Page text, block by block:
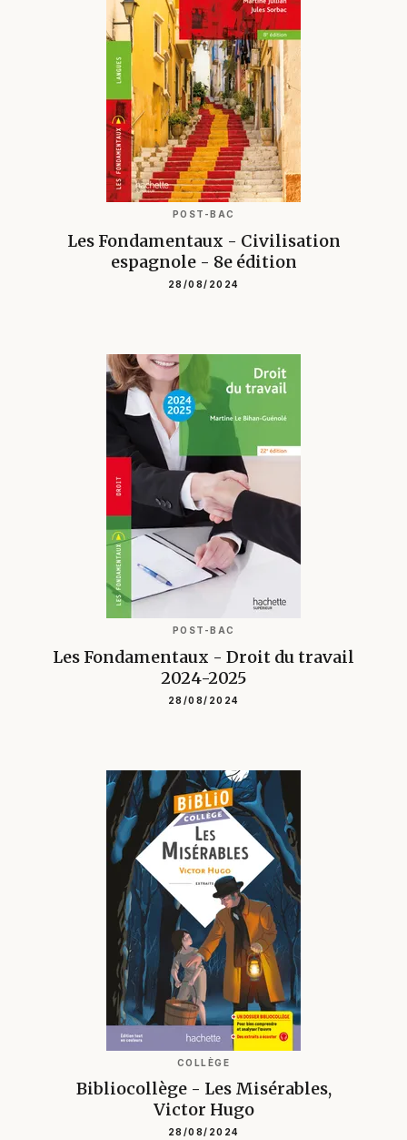
POST-BAC
Les Fondamentaux - Civilisation
espagnole - 8e édition
28/08/2024
POST-BAC
Les Fondamentaux - Droit du travail
2024-2025
28/08/2024
COLLÈGE
Bibliocollège - Les Misérables,
Victor Hugo
28/08/2024